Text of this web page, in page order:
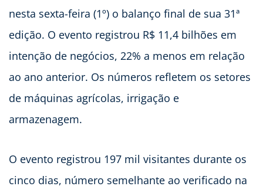
nesta sexta-feira (1º) o balanço final de sua 31ª
edição. O evento registrou R$ 11,4 bilhões em
intenção de negócios, 22% a menos em relação
ao ano anterior. Os números refletem os setores
de máquinas agrícolas, irrigação e
armazenagem.
O evento registrou 197 mil visitantes durante os
cinco dias, número semelhante ao verificado na